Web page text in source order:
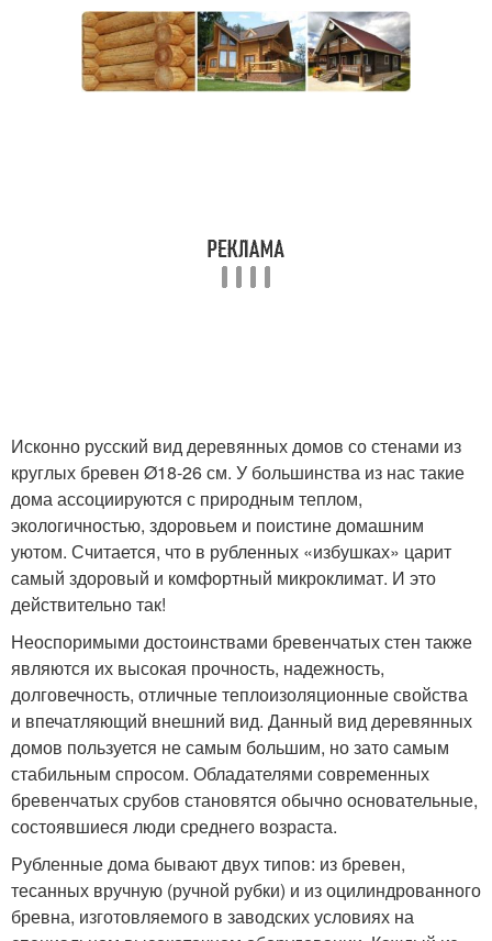
Исконно русский вид деревянных домов со стенами из
круглых бревен Ø18-26 см. У большинства из нас такие
дома ассоциируются с природным теплом,
экологичностью, здоровьем и поистине домашним
уютом. Считается, что в рубленных «избушках» царит
самый здоровый и комфортный микроклимат. И это
действительно так!
Неоспоримыми достоинствами бревенчатых стен также
являются их высокая прочность, надежность,
долговечность, отличные теплоизоляционные свойства
и впечатляющий внешний вид. Данный вид деревянных
домов пользуется не самым большим, но зато самым
стабильным спросом. Обладателями современных
бревенчатых срубов становятся обычно основательные,
состоявшиеся люди среднего возраста.
Рубленные дома бывают двух типов: из бревен,
тесанных вручную (ручной рубки) и из оцилиндрованного
бревна, изготовляемого в заводских условиях на